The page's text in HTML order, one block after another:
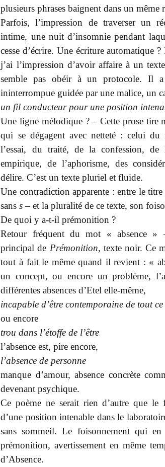
plusieurs phrases baignent dans un même
Parfois, l’impression de traverser un
intime, une nuit d’insomnie pendant
cesse d’écrire. Une écriture automatique
j’ai l’impression d’avoir affaire à un
semble pas obéir à un protocole. Il a
ininterrompue guidée par une malice, un
un fil conducteur pour une position
Une ligne mélodique ? – Cette prose tire
qui se dégagent avec netteté : celui
l’essai, du traité, de la confession, de
empirique, de l’aphorisme, des
délire. C’est un texte pluriel et fluide.
Une contradiction apparente : entre le
sanss– et la pluralité de ce texte, son
De quoi y a-t-il prémonition ?
Retour fréquent du mot « absence »
principal de Prémonition, texte noir. Ce
tout à fait le même quand il revient : «
un concept, ou encore un problème,
différentes absences d’Etel elle-même,
incapable d’être contemporaine de tout
ou encore
trou dans l’étoffe de l’être
l’absence est, pire encore,
l’absence de personne
manque d’amour, absence concrète
devenant psychique.
Ce poème ne serait rien d’autre que le
d’une position intenable dans le
sans sommeil. Le foisonnement qui en
prémonition, avertissement en même
d’Absence.